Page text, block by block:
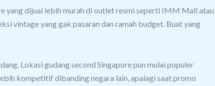
yang dijual lebih murah di outlet resmi seperti IMM Mall atau
vintage yang gak pasaran dan ramah budget. Buat yang
Lokasi gudang second Singapore pun mulai populer
kompetitif dibanding negara lain, apalagi saat promo